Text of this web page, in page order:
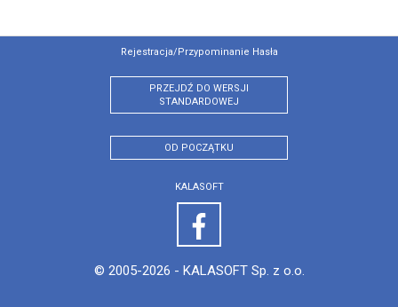
Rejestracja/przypominanie Hasła
PRZEJDŹ DO WERSJI
STANDARDOWEJ
OD POCZĄTKU
KALASOFT
© 2005-2026 - KALASOFT Sp. z o.o.